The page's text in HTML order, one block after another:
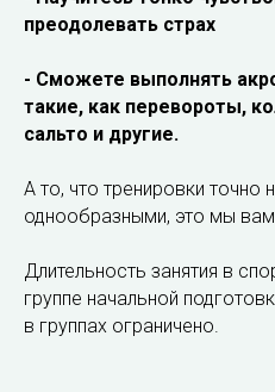
преодолевать страх
- Сможете выполнять
такие, как перевороты,
сальто и другие.
А то, что тренировки точно
однообразными, это мы
Длительность занятия в
группе начальной
в группах ограничено.